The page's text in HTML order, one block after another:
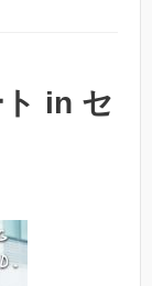
in セ